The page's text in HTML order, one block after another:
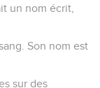
un nom écrit,
Son nom est
sur des